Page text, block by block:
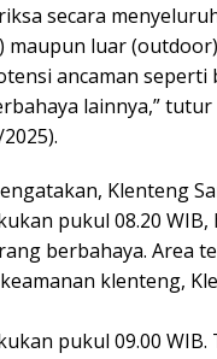
secara
maupun luar
ancaman seperti
lainnya,”
Klenteng
pukul 08.20
berbahaya. Area
klenteng,
pukul 09.00 WIB.